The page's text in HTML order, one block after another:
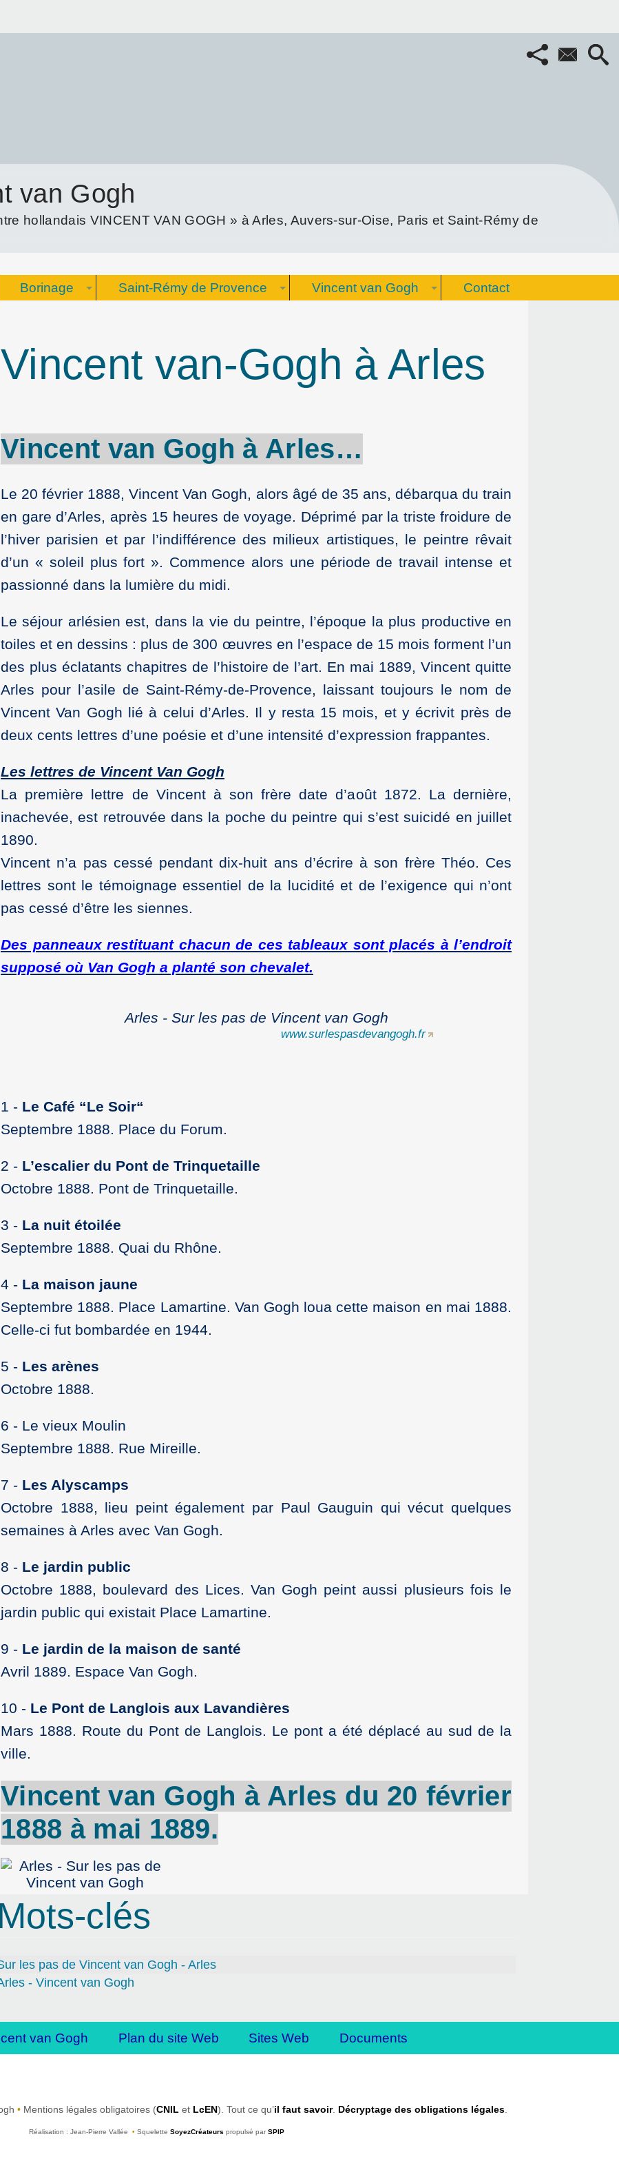
van Gogh
hollandais VINCENT VAN GOGH » à Arles, Auvers-sur-Oise, Paris et Saint-Rémy de
Borinage Saint-Rémy de Provence Vincent van Gogh Contact
Vincent van-Gogh à Arles
Vincent van Gogh à Arles…
Le 20 février 1888, Vincent Van Gogh, alors âgé de 35 ans, débarqua du train
en gare d’Arles, après 15 heures de voyage. Déprimé par la triste froidure de
l’hiver parisien et par l’indifférence des milieux artistiques, le peintre rêvait
d’un « soleil plus fort ». Commence alors une période de travail intense et
passionné dans la lumière du midi.
Le séjour arlésien est, dans la vie du peintre, l’époque la plus productive en
toiles et en dessins : plus de 300 œuvres en l’espace de 15 mois forment l’un
des plus éclatants chapitres de l’histoire de l’art. En mai 1889, Vincent quitte
Arles pour l’asile de Saint-Rémy-de-Provence, laissant toujours le nom de
Vincent Van Gogh lié à celui d’Arles. Il y resta 15 mois, et y écrivit près de
deux cents lettres d’une poésie et d’une intensité d’expression frappantes.
Les lettres de Vincent Van Gogh
La première lettre de Vincent à son frère date d’août 1872. La dernière,
inachevée, est retrouvée dans la poche du peintre qui s’est suicidé en juillet
1890.
Vincent n’a pas cessé pendant dix-huit ans d’écrire à son frère Théo. Ces
lettres sont le témoignage essentiel de la lucidité et de l’exigence qui n’ont
pas cessé d’être les siennes.
Des panneaux restituant chacun de ces tableaux sont placés à l’endroit
supposé où Van Gogh a planté son chevalet.
Arles - Sur les pas de Vincent van Gogh
www.surlespasdevangogh.fr
1 - Le Café “Le Soir“
Septembre 1888. Place du Forum.
2 - L’escalier du Pont de Trinquetaille
Octobre 1888. Pont de Trinquetaille.
3 - La nuit étoilée
Septembre 1888. Quai du Rhône.
4 - La maison jaune
Septembre 1888. Place Lamartine. Van Gogh loua cette maison en mai 1888.
Celle-ci fut bombardée en 1944.
5 - Les arènes
Octobre 1888.
6 - Le vieux Moulin
Septembre 1888. Rue Mireille.
7 - Les Alyscamps
Octobre 1888, lieu peint également par Paul Gauguin qui vécut quelques
semaines à Arles avec Van Gogh.
8 - Le jardin public
Octobre 1888, boulevard des Lices. Van Gogh peint aussi plusieurs fois le
jardin public qui existait Place Lamartine.
9 - Le jardin de la maison de santé
Avril 1889. Espace Van Gogh.
10 - Le Pont de Langlois aux Lavandières
Mars 1888. Route du Pont de Langlois. Le pont a été déplacé au sud de la
ville.
Vincent van Gogh à Arles du 20 février
1888 à mai 1889.
Mots-clés
les pas de Vincent van Gogh - Arles
- Vincent van Gogh
van Gogh Plan du site Web Sites Web Documents
•Mentions légales obligatoires (CNIL et LcEN). Tout ce qu’il faut savoir. Décryptage des obligations légales.
Réalisation : Jean-Pierre Vallée • Squelette SoyezCréateurs propulsé par SPIP